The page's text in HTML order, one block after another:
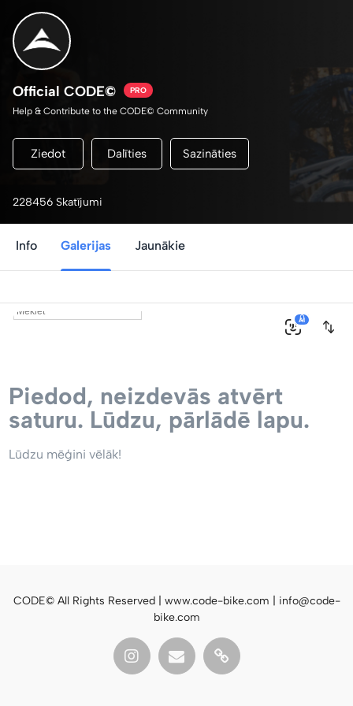
Official CODE© PRO
Help & Contribute to the CODE© Community
Ziedot Dalīties Sazināties
228456 Skatījumi
Info Galerijas Jaunākie
0
AI
Piedod, neizdevās atvērt
saturu. Lūdzu, pārlādē lapu.
Lūdzu mēģini vēlāk!
CODE© All Rights Reserved | www.code-bike.com | info@code-
bike.com